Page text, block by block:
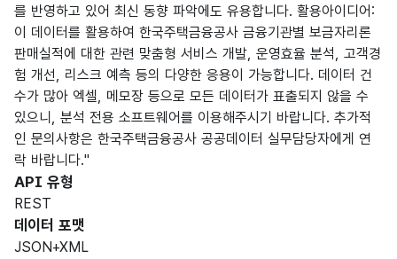
를 반영하고 있어 최신 동향 파악에도 유용합니다. 활용아이디어:
이 데이터를 활용하여 한국주택금융공사 금융기관별 보금자리론
판매실적에 대한 관련 맞춤형 서비스 개발, 운영효율 분석, 고객경
험 개선, 리스크 예측 등의 다양한 응용이 가능합니다. 데이터 건
수가 많아 엑셀, 메모장 등으로 모든 데이터가 표출되지 않을 수
있으니, 분석 전용 소프트웨어를 이용해주시기 바랍니다. 추가적
인 문의사항은 한국주택금융공사 공공데이터 실무담당자에게 연
락 바랍니다."
API 유형
REST
데이터 포맷
JSON+XML